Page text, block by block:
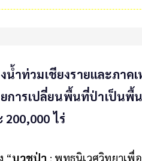
ำท่วมเชียงรายและภาค
การเปลี่ยนพื้นที่ป่าเป็นพื้
ไร่
“บวชป่า : พุทธนิเวศวิทยาเพื่